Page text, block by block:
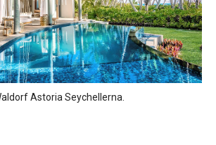
Astoria Seychellerna.